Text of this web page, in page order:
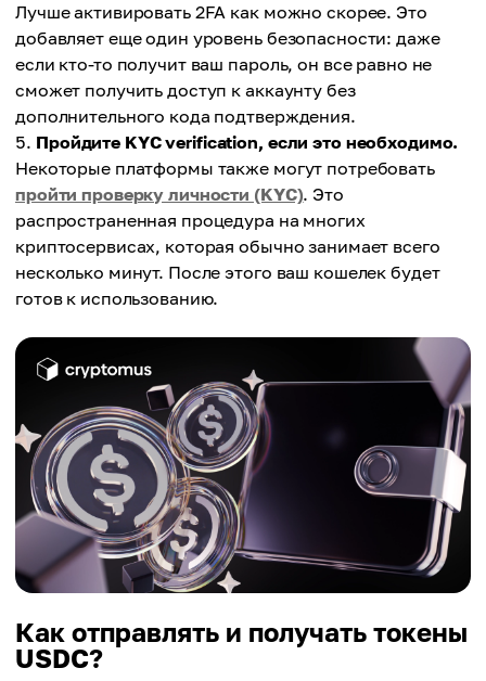
Лучше активировать 2FA как можно скорее. Это
добавляет еще один уровень безопасности: даже
если кто-то получит ваш пароль, он все равно не
сможет получить доступ к аккаунту без
дополнительного кода подтверждения.
Пройдите KYC verification, если это необходимо.
Некоторые платформы также могут потребовать
пройти проверку личности (KYC). Это
распространенная процедура на многих
криптосервисах, которая обычно занимает всего
несколько минут. После этого ваш кошелек будет
готов к использованию.
Как отправлять и получать токены
USDC?